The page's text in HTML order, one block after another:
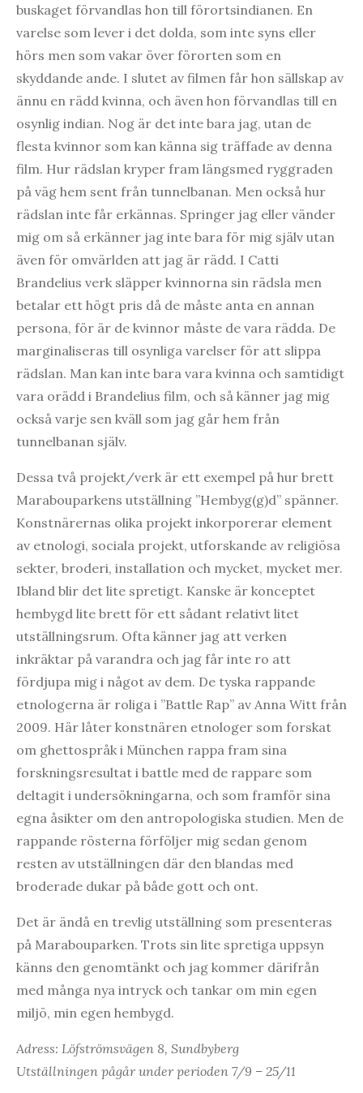
buskaget förvandlas hon till förortsindianen. En
varelse som lever i det dolda, som inte syns eller
hörs men som vakar över förorten som en
skyddande ande. I slutet av filmen får hon sällskap av
ännu en rädd kvinna, och även hon förvandlas till en
osynlig indian. Nog är det inte bara jag, utan de
flesta kvinnor som kan känna sig träffade av denna
film. Hur rädslan kryper fram längsmed ryggraden
på väg hem sent från tunnelbanan. Men också hur
rädslan inte får erkännas. Springer jag eller vänder
mig om så erkänner jag inte bara för mig själv utan
även för omvärlden att jag är rädd. I Catti
Brandelius verk släpper kvinnorna sin rädsla men
betalar ett högt pris då de måste anta en annan
persona, för är de kvinnor måste de vara rädda. De
marginaliseras till osynliga varelser för att slippa
rädslan. Man kan inte bara vara kvinna och samtidigt
vara orädd i Brandelius film, och så känner jag mig
också varje sen kväll som jag går hem från
tunnelbanan själv.
Dessa två projekt/verk är ett exempel på hur brett
Marabouparkens utställning ”Hembyg(g)d” spänner.
Konstnärernas olika projekt inkorporerar element
av etnologi, sociala projekt, utforskande av religiösa
sekter, broderi, installation och mycket, mycket mer.
Ibland blir det lite spretigt. Kanske är konceptet
hembygd lite brett för ett sådant relativt litet
utställningsrum. Ofta känner jag att verken
inkräktar på varandra och jag får inte ro att
fördjupa mig i något av dem. De tyska rappande
etnologerna är roliga i ”Battle Rap” av Anna Witt från
2009. Här låter konstnären etnologer som forskat
om ghettospråk i München rappa fram sina
forskningsresultat i battle med de rappare som
deltagit i undersökningarna, och som framför sina
egna åsikter om den antropologiska studien. Men de
rappande rösterna förföljer mig sedan genom
resten av utställningen där den blandas med
broderade dukar på både gott och ont.
Det är ändå en trevlig utställning som presenteras
på Marabouparken. Trots sin lite spretiga uppsyn
känns den genomtänkt och jag kommer därifrån
med många nya intryck och tankar om min egen
miljö, min egen hembygd.
Adress: Löfströmsvägen 8, Sundbyberg
Utställningen pågår under perioden 7/9 – 25/11